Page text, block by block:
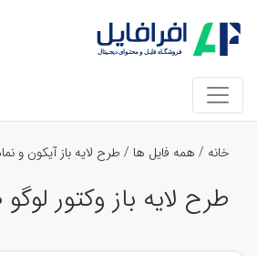
خانه / همه فایل ها / طرح لایه باز آیکون و
طرح لایه باز وکتور